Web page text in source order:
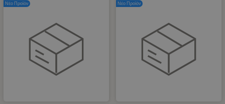
Νέο Προϊόν Νέο Προϊόν